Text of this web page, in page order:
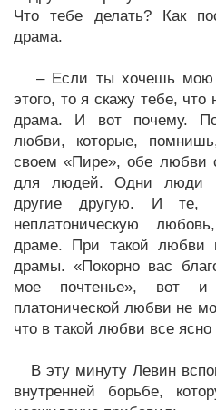
Что тебе делать? Как
драма.
– Если ты хочешь мою
этого, то я скажу тебе,
драма. И вот почему.
любви, которые,
своем «Пире», обе любви
для людей. Одни люди
другие другую. И те,
неплатоническую
драме. При такой любви
драмы. «Покорно вас
мое почтенье», вот
платонической любви не
что в такой любви все
В эту минуту Левин
внутренней борьбе,